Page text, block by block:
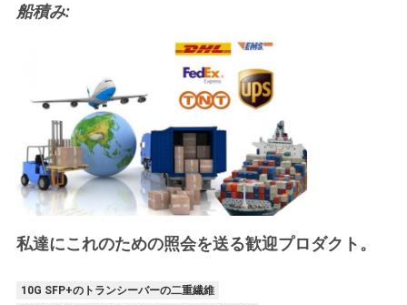
船積み:
私達にこれのための照会を送る歓迎プロダクト。
10G SFP+のトランシーバーの二重繊維